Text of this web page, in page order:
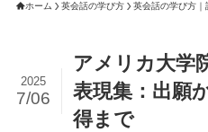
ホーム 英会話の学び方 英会話の学び方｜
アメリカ大学
表現集：出願
得まで
2025
7/06